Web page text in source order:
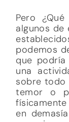
Pero
algunos de
podemos
que
una
sobre todo
temor o
en